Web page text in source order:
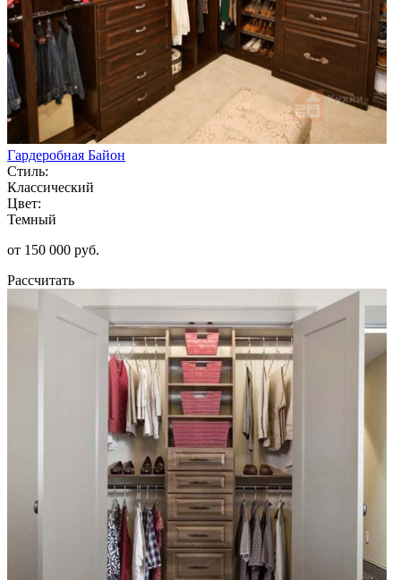
Гардеробная Байон
Стиль:
Классический
Цвет:
Темный
от 150 000 руб.
Рассчитать